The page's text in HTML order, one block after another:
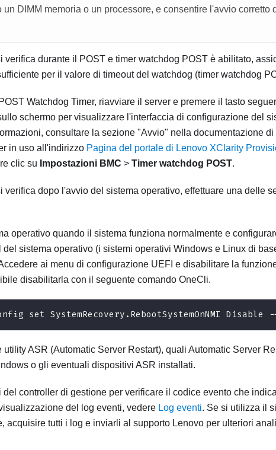
DIMM memoria o un processore, e consentire l'avvio corretto
verifica durante il POST e timer watchdog POST è abilitato,
per il valore di timeout del watchdog (timer watchdog
Watchdog Timer, riavviare il server e premere il tasto
schermo per visualizzare l'interfaccia di configurazione del
consultare la sezione "Avvio" nella documentazione di
in uso all'indirizzo Pagina del portale di Lenovo XClarity
clic su Impostazioni BMC > Timer watchdog POST.
verifica dopo l'avvio del sistema operativo, effettuare una delle
operativo quando il sistema funziona normalmente e
del sistema operativo (i sistemi operativi Windows e Linux di
ai menu di configurazione UEFI e disabilitare la
disabilitarla con il seguente comando OneCli.
set SystemRecovery.RebootSystemOnNMI Disable --bmc
utility ASR (Automatic Server Restart), quali Automatic Server
o gli eventuali dispositivi ASR installati.
controller di gestione per verificare il codice evento che
del log eventi, vedere Log eventi. Se si utilizza il
acquisire tutti i log e inviarli al supporto Lenovo per ulteriori